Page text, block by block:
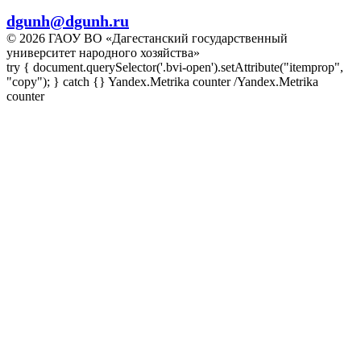
dgunh@dgunh.ru
© 2026 ГАОУ ВО «Дагестанский государственный
университет народного хозяйства»
try { document.querySelector('.bvi-open').setAttribute("itemprop",
"copy"); } catch {} Yandex.Metrika counter/Yandex.Metrika
counter